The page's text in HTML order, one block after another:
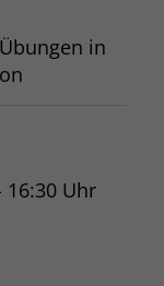
in
16:30 Uhr